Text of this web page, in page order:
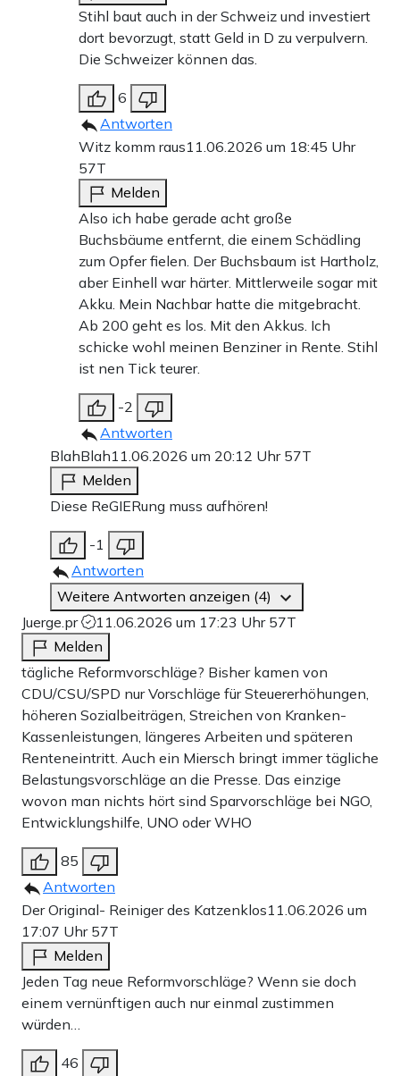
Stihl baut auch in der Schweiz und investiert
dort bevorzugt, statt Geld in D zu verpulvern.
Die Schweizer können das.
6
Antworten
Witz komm raus11.06.2026 um 18:45 Uhr
57T
Melden
Also ich habe gerade acht große
Buchsbäume entfernt, die einem Schädling
zum Opfer fielen. Der Buchsbaum ist Hartholz,
aber Einhell war härter. Mittlerweile sogar mit
Akku. Mein Nachbar hatte die mitgebracht.
Ab 200 geht es los. Mit den Akkus. Ich
schicke wohl meinen Benziner in Rente. Stihl
ist nen Tick teurer.
-2
Antworten
BlahBlah11.06.2026 um 20:12 Uhr 57T
Melden
Diese ReGIERung muss aufhören!
-1
Antworten
Weitere Antworten anzeigen (4)
Juerge.pr
11.06.2026 um 17:23 Uhr 57T
Melden
tägliche Reformvorschläge? Bisher kamen von
CDU/CSU/SPD nur Vorschläge für Steuererhöhungen,
höheren Sozialbeiträgen, Streichen von Kranken-
Kassenleistungen, längeres Arbeiten und späteren
Renteneintritt. Auch ein Miersch bringt immer tägliche
Belastungsvorschläge an die Presse. Das einzige
wovon man nichts hört sind Sparvorschläge bei NGO,
Entwicklungshilfe, UNO oder WHO
85
Antworten
Der Original- Reiniger des Katzenklos11.06.2026 um
17:07 Uhr 57T
Melden
Jeden Tag neue Reformvorschläge? Wenn sie doch
einem vernünftigen auch nur einmal zustimmen
würden…
46